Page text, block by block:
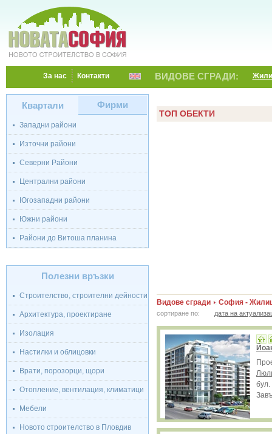
За нас Контакти ВИДОВЕ СГРАДИ:
Квартали Фирми
Западни райони
Източни райони
Северни Райони
Централни райони
Югозападни райони
Южни райони
Райони до Витоша планина
Полезни връзки
Строителство, строителни дейности
Архитектура, проектиране
Изолация
Настилки и облицовки
Врати, порозорци, щори
Отопление, вентилация, климатици
Мебели
Новото строителство в Пловдив
ТОП ОБЕКТИ
Видове сгради София -
сортиране по: дата на